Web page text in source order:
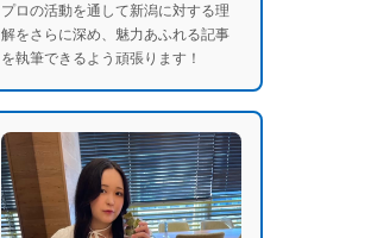
プロの活動を通して新潟に対する理
解をさらに深め、魅力あふれる記事
を執筆できるよう頑張ります！